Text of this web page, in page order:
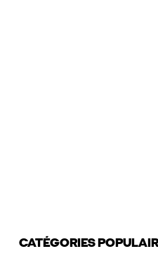
CATÉGORIES